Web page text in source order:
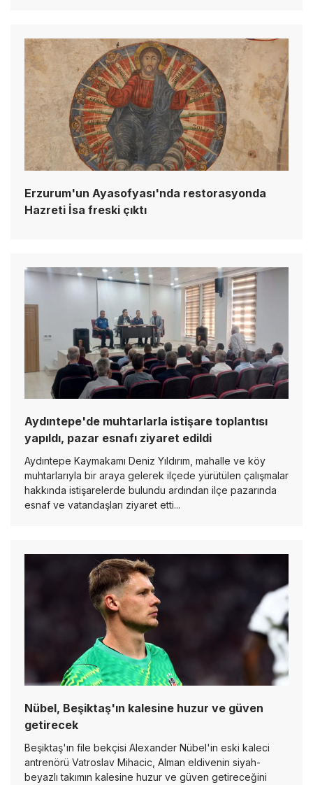
Erzurum'un Ayasofyası'nda restorasyonda
Hazreti İsa freski çıktı
Aydıntepe'de muhtarlarla istişare toplantısı
yapıldı, pazar esnafı ziyaret edildi
Aydıntepe Kaymakamı Deniz Yıldırım, mahalle ve köy
muhtarlarıyla bir araya gelerek ilçede yürütülen çalışmalar
hakkında istişarelerde bulundu ardından ilçe pazarında
esnaf ve vatandaşları ziyaret etti...
Nübel, Beşiktaş'ın kalesine huzur ve güven
getirecek
Beşiktaş'ın file bekçisi Alexander Nübel'in eski kaleci
antrenörü Vatroslav Mihacic, Alman eldivenin siyah-
beyazlı takımın kalesine huzur ve güven getireceğini